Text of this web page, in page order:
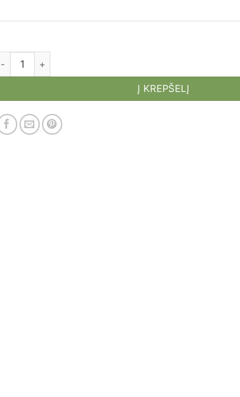
produkto kiekis: Atvirukas "Venice"
Į KREPŠELĮ